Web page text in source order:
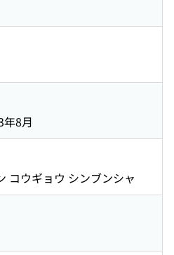
8月
コウギョウ シンブンシャ